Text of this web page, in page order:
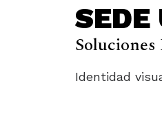
SEDE
Identidad